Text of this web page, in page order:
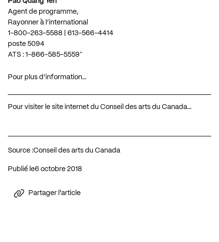
Agent de programme,
Rayonner à l’international
1-800-263-5588 | 613-566-4414
poste 5094
ATS : 1-866-585-5559″
Pour plus d’information…
Pour visiter le site internet du Conseil des arts du Canada…
Source :Conseil des arts du Canada
Publié le 6 octobre 2018
Partager l'article